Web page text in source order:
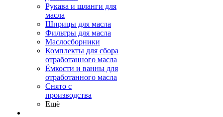
Рукава и шланги для
масла
Шприцы для масла
Фильтры для масла
Маслосборники
Комплекты для сбора
отработанного масла
Ёмкости и ванны для
отработанного масла
Снято с
производства
Ещё